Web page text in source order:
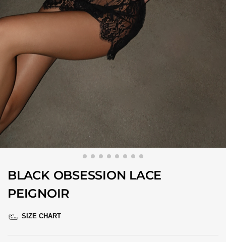
BLACK OBSESSION LACE
PEIGNOIR
SIZE CHART